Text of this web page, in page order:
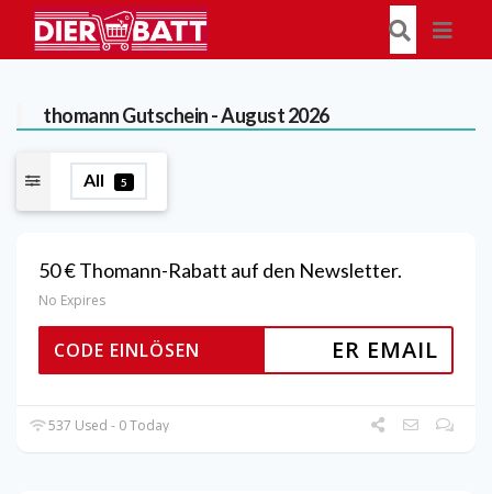
thomannGutschein - August 2026
All 5
50 € Thomann-Rabatt auf den Newsletter.
No Expires
ER EMAIL
CODE EINLÖSEN
537 Used - 0 Today